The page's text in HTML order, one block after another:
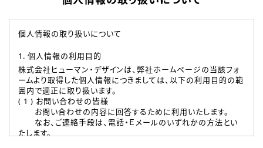
個人情報の取り扱いについて
1. 個人情報の利用目的
株式会社ヒューマン・デザインは、弊社ホームページの当該フォ
ームより取得した個人情報につきましては、以下の利用目的の範
囲内で適正に取り扱います。
( 1 ) お問い合わせの皆様
お問い合わせの内容に回答するために利用いたします。
なお、ご連絡手段は、電話・Ｅメールのいずれかの方法とい
たします。